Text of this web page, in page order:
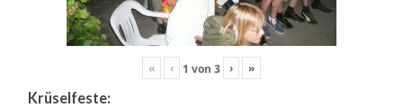
« ‹ 1 von 3 › »
Krüselfeste: